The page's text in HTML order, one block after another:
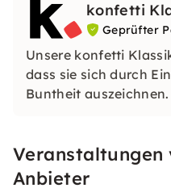
konfetti
Geprüfter
Unsere konfetti
dass sie sich durch
Buntheit
erleben, welches Du
wirst.
Veranstaltungen
Anbieter